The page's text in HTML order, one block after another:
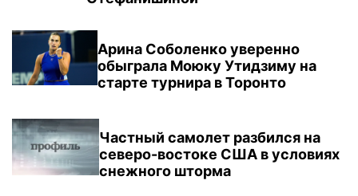
Арина Соболенко уверенно
обыграла Моюку Утидзиму на
старте турнира в Торонто
Частный самолет разбился на
северо-востоке США в условиях
снежного шторма